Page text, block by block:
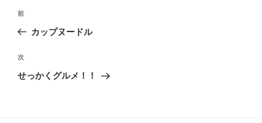
投
稿
ナ
前
の
稿
前
カップヌードル
次
の
次
せっかくグルメ！！